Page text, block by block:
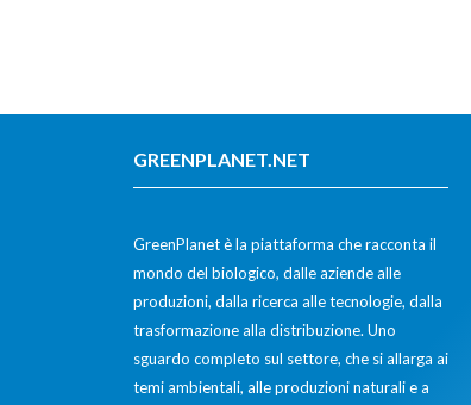
GREENPLANET.NET
GreenPlanet è la piattaforma che racconta il
mondo del biologico, dalle aziende alle
produzioni, dalla ricerca alle tecnologie, dalla
trasformazione alla distribuzione. Uno
sguardo completo sul settore, che si allarga ai
temi ambientali, alle produzioni naturali e a